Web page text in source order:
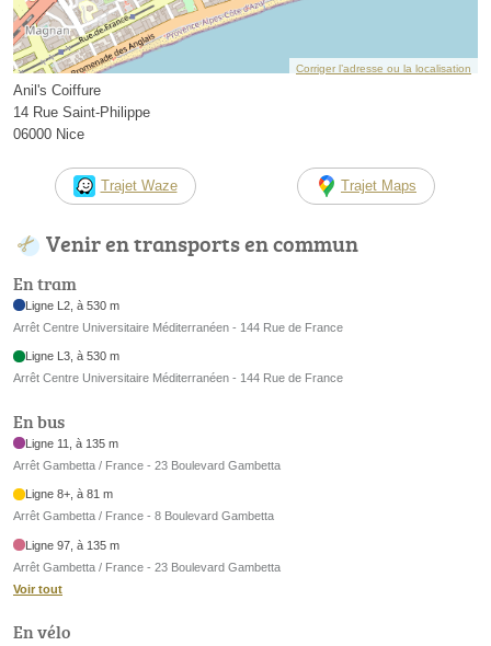
Corriger l’adresse ou la localisation
Anil's Coiffure
14 Rue Saint-Philippe
06000 Nice
Trajet Waze Trajet Maps
Venir en transports en commun
En tram
Ligne L2, à 530 m
Arrêt Centre Universitaire Méditerranéen - 144 Rue de France
Ligne L3, à 530 m
Arrêt Centre Universitaire Méditerranéen - 144 Rue de France
En bus
Ligne 11, à 135 m
Arrêt Gambetta / France - 23 Boulevard Gambetta
Ligne 8+, à 81 m
Arrêt Gambetta / France - 8 Boulevard Gambetta
Ligne 97, à 135 m
Arrêt Gambetta / France - 23 Boulevard Gambetta
Voir tout
En vélo